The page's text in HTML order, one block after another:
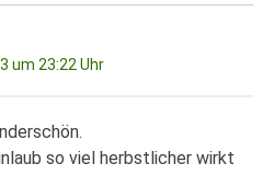
um 23:22 Uhr
so viel herbstlicher wirkt